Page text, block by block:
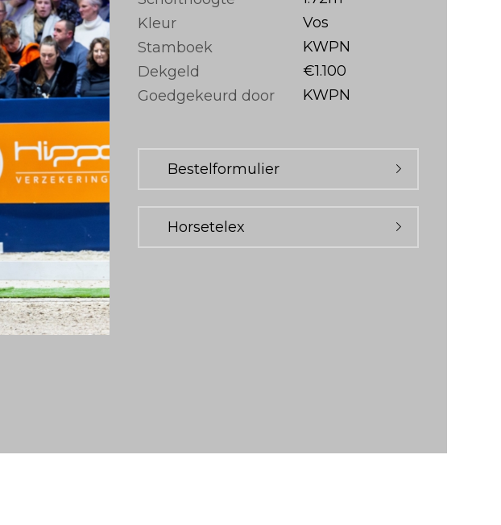
Kleur
Vos
Stamboek
KWPN
Dekgeld
€1.100
Goedgekeurd door
KWPN
Bestelformulier
Horsetelex